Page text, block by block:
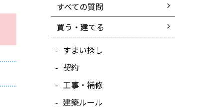
すべての質問
買う・建てる
すまい探し
契約
工事・補修
建築ルール